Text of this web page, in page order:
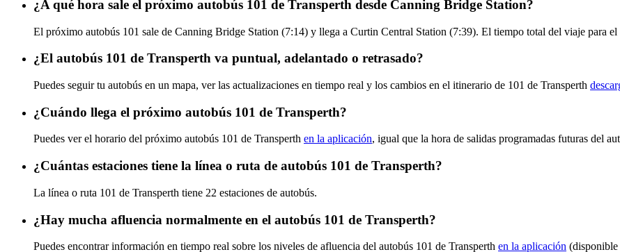
¿A qué hora sale el próximo autobús 101 de Transperth desde Canning Bridge Station?
El próximo autobús 101 sale de Canning Bridge Station (7:14) y llega a Curtin Central Station (7:39). El tiempo total del viaje para
¿El autobús 101 de Transperth va puntual, adelantado o retrasado?
Puedes seguir tu autobús en un mapa, ver las actualizaciones en tiempo real y los cambios en el itinerario de 101 de Transperth
¿Cuándo llega el próximo autobús 101 de Transperth?
Puedes ver el horario del próximo autobús 101 de Transperth en la aplicación, igual que la hora de salidas programadas futuras del
¿Cuántas estaciones tiene la línea o ruta de autobús 101 de Transperth?
La línea o ruta 101 de Transperth tiene 22 estaciones de autobús.
¿Hay mucha afluencia normalmente en el autobús 101 de Transperth?
Puedes encontrar información en tiempo real sobre los niveles de afluencia del autobús 101 de Transperth en la aplicación (disponible